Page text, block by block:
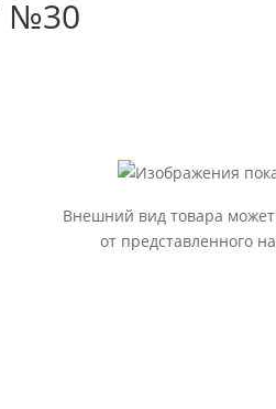
№30
Внешний вид товара может
от представленного